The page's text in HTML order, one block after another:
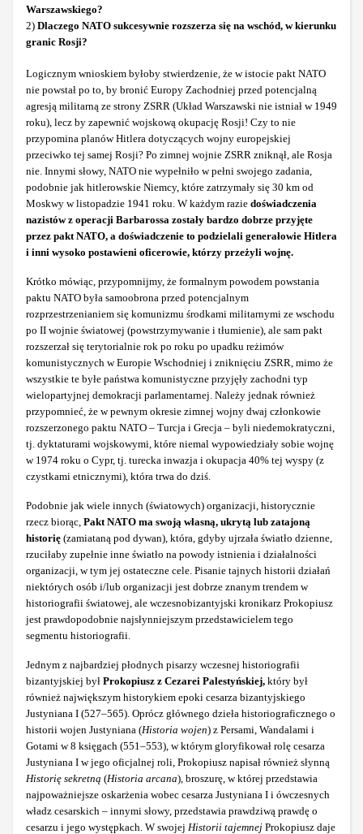
Warszawskiego?
2) Dlaczego NATO sukcesywnie rozszerza się na wschód, w kierunku
granic Rosji?
Logicznym wnioskiem byłoby stwierdzenie, że w istocie pakt NATO
nie powstał po to, by bronić Europy Zachodniej przed potencjalną
agresją militarną ze strony ZSRR (Układ Warszawski nie istniał w 1949
roku), lecz by zapewnić wojskową okupację Rosji! Czy to nie
przypomina planów Hitlera dotyczących wojny europejskiej
przeciwko tej samej Rosji? Po zimnej wojnie ZSRR zniknął, ale Rosja
nie. Innymi słowy, NATO nie wypełniło w pełni swojego zadania,
podobnie jak hitlerowskie Niemcy, które zatrzymały się 30 km od
Moskwy w listopadzie 1941 roku. W każdym razie doświadczenia
nazistów z operacji Barbarossa zostały bardzo dobrze przyjęte
przez pakt NATO, a doświadczenie to podzielali generałowie Hitlera
i inni wysoko postawieni oficerowie, którzy przeżyli wojnę.
Krótko mówiąc, przypomnijmy, że formalnym powodem powstania
paktu NATO była samoobrona przed potencjalnym
rozprzestrzenianiem się komunizmu środkami militarnymi ze wschodu
po II wojnie światowej (powstrzymywanie i tłumienie), ale sam pakt
rozszerzał się terytorialnie rok po roku po upadku reżimów
komunistycznych w Europie Wschodniej i zniknięciu ZSRR, mimo że
wszystkie te byłe państwa komunistyczne przyjęły zachodni typ
wielopartyjnej demokracji parlamentarnej. Należy jednak również
przypomnieć, że w pewnym okresie zimnej wojny dwaj członkowie
rozszerzonego paktu NATO – Turcja i Grecja – byli niedemokratyczni,
tj. dyktaturami wojskowymi, które niemal wypowiedziały sobie wojnę
w 1974 roku o Cypr, tj. turecka inwazja i okupacja 40% tej wyspy (z
czystkami etnicznymi), która trwa do dziś.
Podobnie jak wiele innych (światowych) organizacji, historycznie
rzecz biorąc, Pakt NATO ma swoją własną, ukrytą lub zatajoną
historię (zamiataną pod dywan), która, gdyby ujrzała światło dzienne,
rzuciłaby zupełnie inne światło na powody istnienia i działalności
organizacji, w tym jej ostateczne cele. Pisanie tajnych historii działań
niektórych osób i/lub organizacji jest dobrze znanym trendem w
historiografii światowej, ale wczesnobizantyjski kronikarz Prokopiusz
jest prawdopodobnie najsłynniejszym przedstawicielem tego
segmentu historiografii.
Jednym z najbardziej płodnych pisarzy wczesnej historiografii
bizantyjskiej był Prokopiusz z Cezarei Palestyńskiej, który był
również największym historykiem epoki cesarza bizantyjskiego
Justyniana I (527–565). Oprócz głównego dzieła historiograficznego o
historii wojen Justyniana (Historia wojen) z Persami, Wandalami i
Gotami w 8 księgach (551–553), w którym gloryfikował rolę cesarza
Justyniana I w jego oficjalnej roli, Prokopiusz napisał również słynną
Historię sekretną (Historia arcana), broszurę, w której przedstawia
najpoważniejsze oskarżenia wobec cesarza Justyniana I i ówczesnych
władz cesarskich – innymi słowy, przedstawia prawdziwą prawdę o
cesarzu i jego występkach. W swojej Historii tajemnej Prokopiusz daje